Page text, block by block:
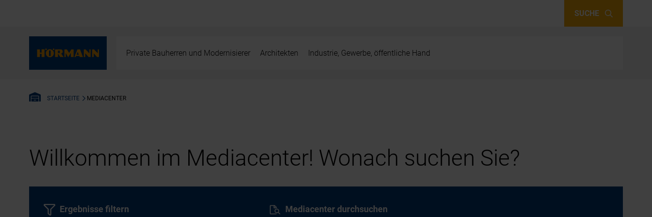
SUCHE
Private Bauherren und Modernisierer Architekten Industrie, Gewerbe, öffentliche Hand
STARTSEITE MEDIACENTER
Willkommen im Mediacenter! Wonach suchen Sie?
Mediacenter durchsuchen
Ergebnisse filtern